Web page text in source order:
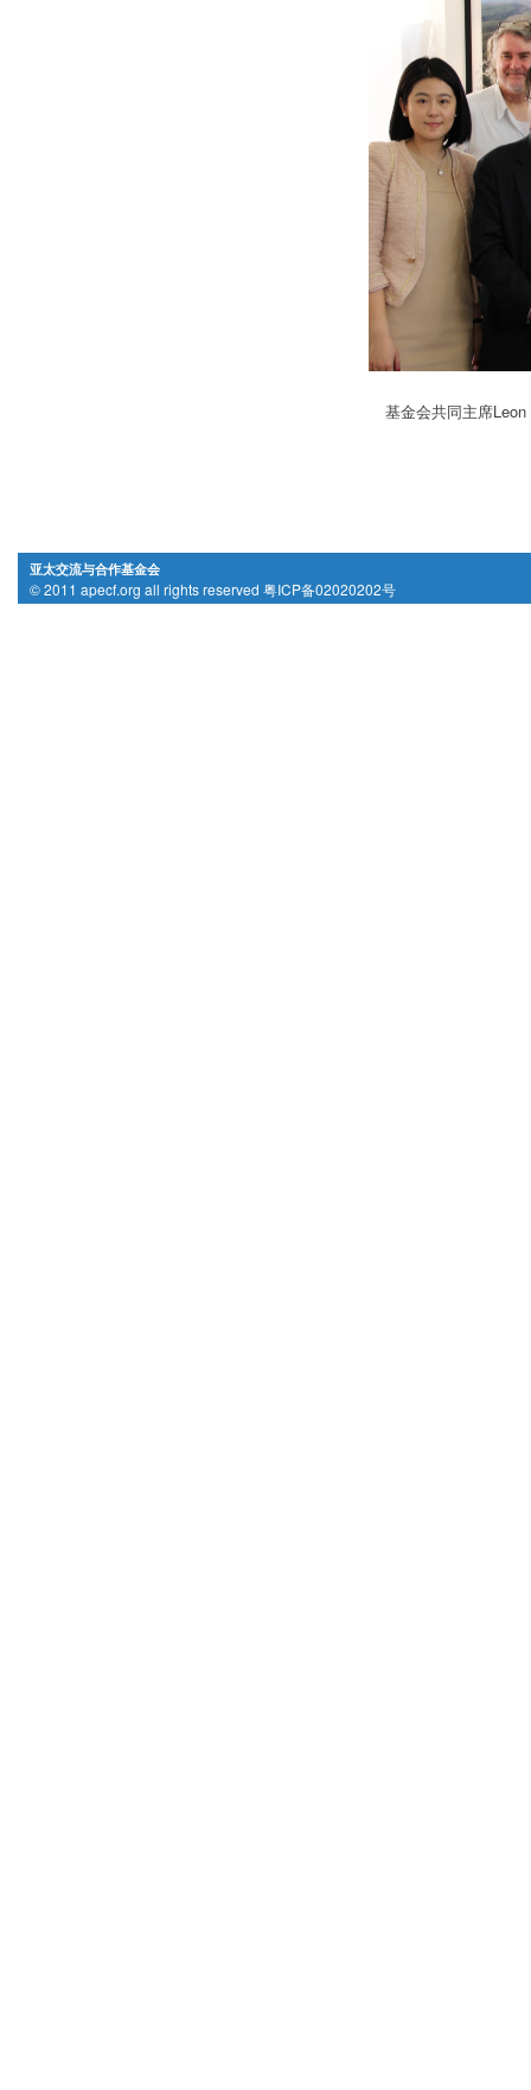
基金会共同主席
亚太交流与合作基金会
© 2011 apecf.org all rights reserved 粤ICP备02020202号